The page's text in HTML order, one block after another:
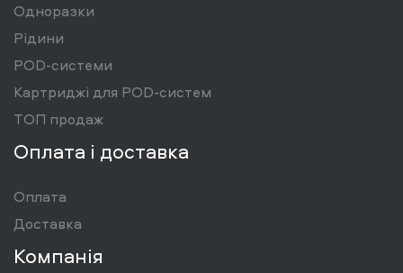
Одноразки
Рідини
POD-системи
Картриджі для POD-систем
ТОП продаж
Оплата і доставка
Оплата
Доставка
Компанія